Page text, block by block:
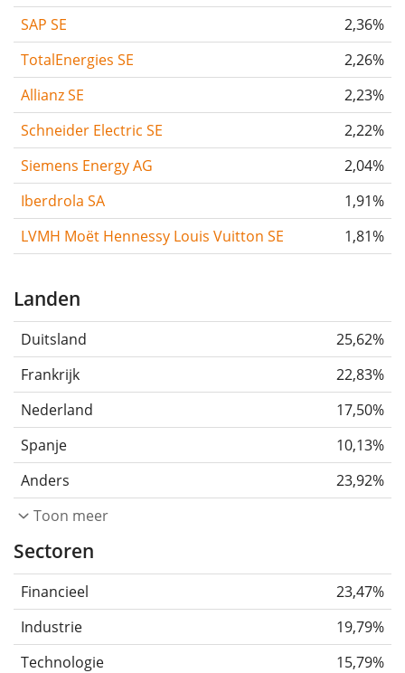
SAP SE
2,36%
TotalEnergies SE
2,26%
Allianz SE
2,23%
Schneider Electric SE
2,22%
Siemens Energy AG
2,04%
Iberdrola SA
1,91%
LVMH Moët Hennessy Louis Vuitton SE
1,81%
Landen
Duitsland
25,62%
Frankrijk
22,83%
Nederland
17,50%
Spanje
10,13%
Anders
23,92%
Toon meer
Sectoren
Financieel
23,47%
Industrie
19,79%
Technologie
15,79%